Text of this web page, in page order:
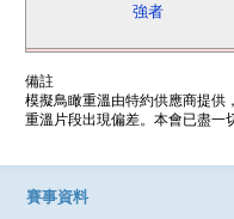
強者
備註
模擬鳥瞰重溫由特約供應商提供
重溫片段出現偏差。本會已盡一
賽事資料